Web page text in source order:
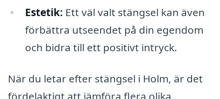
Estetik: Ett väl valt stängsel kan även
förbättra utseendet på din egendom
och bidra till ett positivt intryck.
När du letar efter stängsel i Holm, är det
fördelaktigt att jämföra flera olika